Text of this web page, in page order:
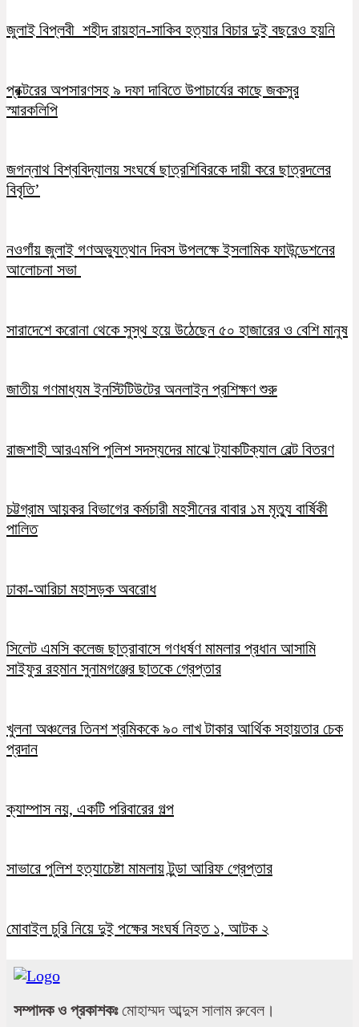
জুলাই বিপ্লবী শহীদ রায়হান-সাকিব হত্যার বিচার দুই বছরেও হয়নি
প্রক্টরের অপসারণসহ ৯ দফা দাবিতে উপাচার্যের কাছে জকসুর
স্মারকলিপি
জগন্নাথ বিশ্ববিদ্যালয় সংঘর্ষে ছাত্রশিবিরকে দায়ী করে ছাত্রদলের
বিবৃতি’
নওগাঁয় জুলাই গণঅভ্যুত্থান দিবস উপলক্ষে ইসলামিক ফাউন্ডেশনের
আলোচনা সভা
সারাদেশে করোনা থেকে সুস্থ হয়ে উঠেছেন ৫০ হাজারের ও বেশি মানুষ
জাতীয় গণমাধ্যম ইনস্টিটিউটের অনলাইন প্রশিক্ষণ শুরু
রাজশাহী আরএমপি পুলিশ সদস্যদের মাঝে ট্যাকটিক্যাল বেল্ট বিতরণ
চট্টগ্রাম আয়কর বিভাগের কর্মচারী মহসীনের বাবার ১ম মৃত্যু বার্ষিকী
পালিত
ঢাকা-আরিচা মহাসড়ক অবরোধ
সিলেট এমসি কলেজ ছাত্রাবাসে গণধর্ষণ মামলার প্রধান আসামি
সাইফুর রহমান সুনামগঞ্জের ছাতকে গ্রেপ্তার
খুলনা অঞ্চলের তিনশ শ্রমিককে ৯০ লাখ টাকার আর্থিক সহায়তার চেক
প্রদান
ক্যাম্পাস নয়, একটি পরিবারের গল্প
সাভারে পুলিশ হত্যাচেষ্টা মামলায় টুন্ডা আরিফ গ্রেপ্তার
মোবাইল চুরি নিয়ে দুই পক্ষের সংঘর্ষ নিহত ১, আটক ২
সম্পাদক ও প্রকাশকঃমোহাম্মদ আব্দুস সালাম রুবেল।